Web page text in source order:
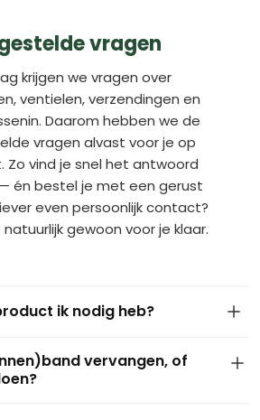
vragen
krijgen we vragen over
ventielen, verzendingen en
Daarom hebben we de
vragen alvast voor je op
Zo vind je snel het antwoord
én bestel je met een gerust
even persoonlijk contact?
gewoon voor je klaar.
ik nodig heb?
ziet er bijvoorbeeld zo uit: 4.10/3.50-
maat om via onze filters het juiste
vervangen, of